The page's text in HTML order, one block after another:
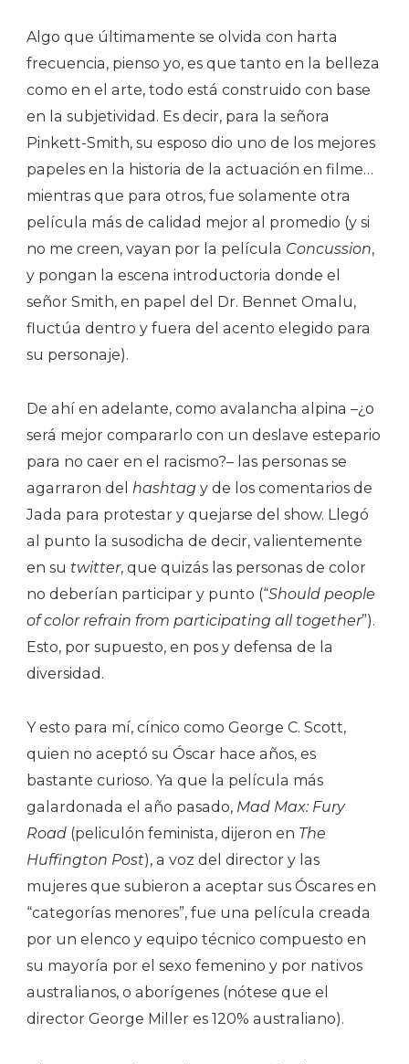
Algo que últimamente se olvida con harta
frecuencia, pienso yo, es que tanto en la belleza
como en el arte, todo está construido con base
en la subjetividad. Es decir, para la señora
Pinkett-Smith, su esposo dio uno de los mejores
papeles en la historia de la actuación en filme…
mientras que para otros, fue solamente otra
película más de calidad mejor al promedio (y si
no me creen, vayan por la película Concussion,
y pongan la escena introductoria donde el
señor Smith, en papel del Dr. Bennet Omalu,
fluctúa dentro y fuera del acento elegido para
su personaje).
De ahí en adelante, como avalancha alpina –¿o
será mejor compararlo con un deslave estepario
para no caer en el racismo?– las personas se
agarraron del hashtag y de los comentarios de
Jada para protestar y quejarse del show. Llegó
al punto la susodicha de decir, valientemente
en su twitter, que quizás las personas de color
no deberían participar y punto (“Should people
of color refrain from participating all together”).
Esto, por supuesto, en pos y defensa de la
diversidad.
Y esto para mí, cínico como George C. Scott,
quien no aceptó su Óscar hace años, es
bastante curioso. Ya que la película más
galardonada el año pasado, Mad Max: Fury
Road (peliculón feminista, dijeron en The
Huffington Post), a voz del director y las
mujeres que subieron a aceptar sus Óscares en
“categorías menores”, fue una película creada
por un elenco y equipo técnico compuesto en
su mayoría por el sexo femenino y por nativos
australianos, o aborígenes (nótese que el
director George Miller es 120% australiano).